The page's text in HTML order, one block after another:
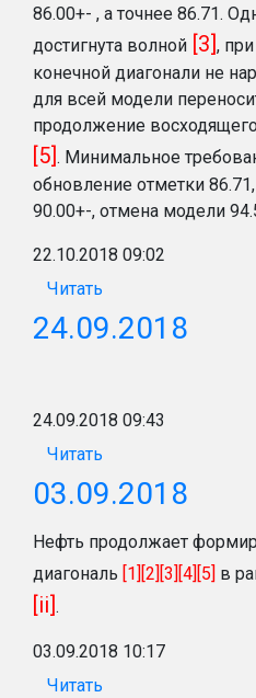
86.00+- , а точнее 86.71.
достигнута волной [3],
конечной диагонали не
для всей модели
продолжение
[5]. Минимальное
обновление отметки
90.00+-, отмена модели
22.10.2018 09:02
Читать
24.09.2018
24.09.2018 09:43
Читать
03.09.2018
Нефть продолжает
диагональ [1][2][3][4][5] в
[ii].
03.09.2018 10:17
Читать